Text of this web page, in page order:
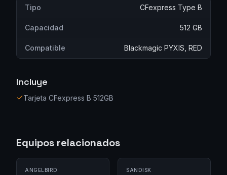
Tipo CFexpress Type B
Capacidad 512 GB
Compatible Blackmagic PYXIS, RED
Incluye
Tarjeta CFexpress B 512GB
Equipos relacionados
ANGELBIRD SANDISK